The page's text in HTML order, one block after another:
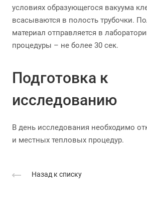
условиях образующегося вакуума
всасываются в полость трубочки.
материал отправляется в
процедуры – не более 30 сек.
Подготовка к
исследованию
В день исследования необходимо
и местных тепловых процедур.
Назад к списку